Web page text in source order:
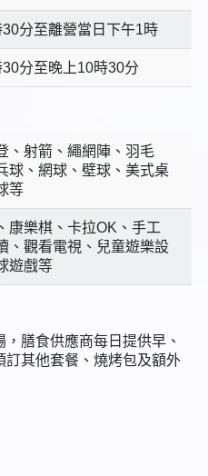
分至離營當日下午1時
分至晚上10時30分
、射箭、繩網陣、羽毛
球、網球、壁球、美式桌
等
康樂棋、卡拉OK、手工
、觀看電視、兒童遊樂設
遊戲等
膳食供應商每日提供早、
其他套餐、燒烤包及額外